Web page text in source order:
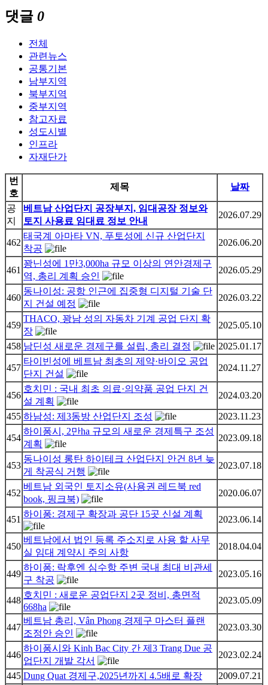
댓글 0
전체
관련뉴스
공통기본
남부지역
북부지역
중부지역
참고자료
성도시별
인프라
자재단가
번
호
제목 날짜
공
지
베트남 산업단지 공장부지, 임대공장 정보와
토지 사용료 임대료 정보 안내
2026.07.29
462
태국계 아마타 VN, 푸토성에 신규 산업단지
착공
2026.06.20
461
꽝닌성에 1만3,000ha 규모 이상의 연안경제구
역, 총리 계획 승인
2026.05.29
460
동나이성: 공항 인근에 집중형 디지털 기술 단
지 건설 예정
2026.03.22
459
THACO, 꽝남 성의 자동차 기계 공업 단지 확
장
2025.05.10
458 남딘성 새로운 경제구를 설립, 총리 결정 2025.01.17
457
타이빈성에 베트남 최초의 제약·바이오 공업
단지 건설
2024.11.27
456
호치민 : 국내 최초 의료·의약품 공업 단지 건
설 계획
2024.03.20
455 하남성: 제3동방 산업단지 조성 2023.11.23
454
하이퐁시, 2만ha 규모의 새로운 경제특구 조성
계획
2023.09.18
453
동나이성 롱탄 하이테크 산업단지 안건 8년 늦
게 착공식 거행
2023.07.18
452
베트남 외국인 토지소유(사용권 레드북 red
book, 핑크북)
2020.06.07
451
하이퐁: 경제구 확장과 공단 15곳 신설 계획
2023.06.14
450
베트남에서 법인 등록 주소지로 사용 할 사무
실 임대 계약시 주의 사항
2018.04.04
449
하이퐁: 락후엔 심수항 주변 국내 최대 비관세
구 착공
2023.05.16
448
호치민 : 새로운 공업단지 2곳 정비, 총면적
668ha
2023.05.09
447
베트남 총리, Vân Phong 경제구 마스터 플랜
조정안 승인
2023.03.30
446
하이퐁시와 Kinh Bac City 간 제3 Trang Due 공
업단지 개발 각서
2023.02.24
445 Dung Quat 경제구,2025년까지 4.5배로 확장
2009.07.21